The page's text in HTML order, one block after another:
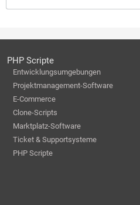
PHP Scripte
Entwicklungsumgebungen
Projektmanagement-Software
E-Commerce
Clone-Scripts
Marktplatz-Software
Ticket & Supportsysteme
PHP Scripte